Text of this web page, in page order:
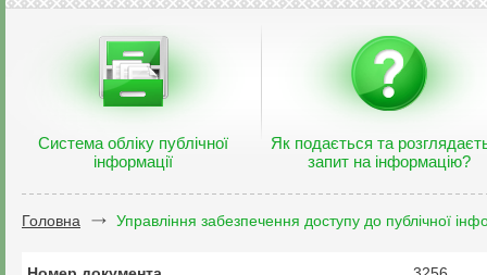
Система обліку публічної
інформації
Як подається та
запит на інформацію?
Головна Управління забезпечення доступу до публічної